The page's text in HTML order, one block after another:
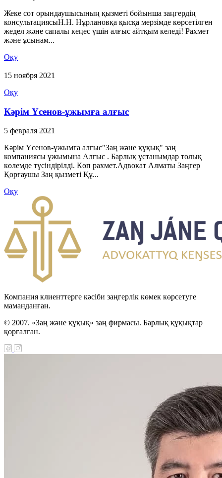
Жеке сот орындаушысының қызметі бойынша заңгердің
консультациясыН.Н. Нұрлановқа қысқа мерзімде көрсетілген
жедел және сапалы кеңес үшін алғыс айтқым келеді! Рахмет
және ұсынам...
Оқу
15 ноября 2021
Оқу
Кәрім Үсенов-ұжымға алғыс
5 февраля 2021
Кәрім Үсенов-ұжымға алғыс"Заң және құқық" заң
компаниясы ұжымына Алғыс . Барлық ұстанымдар толық
көлемде түсіндірілді. Көп рахмет.Адвокат Алматы Заңгер
Қорғаушы Заң қызметі Құ...
Оқу
Компания клиенттерге кәсіби заңгерлік көмек көрсетуге
маманданған.
© 2007. «Заң және құқық» заң фирмасы. Барлық құқықтар
қорғалған.